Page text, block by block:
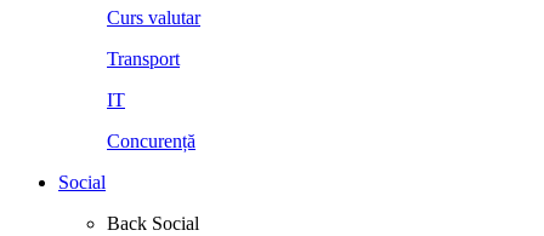
Curs valutar
Transport
IT
Concurență
Social
Back Social